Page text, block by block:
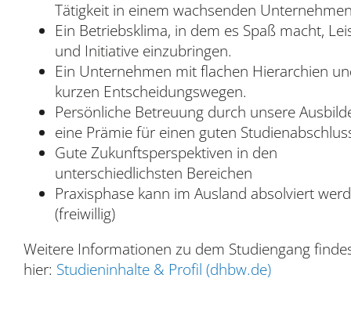
Tätigkeit in einem wachsenden
Ein Betriebsklima, in dem es Spaß macht,
und Initiative einzubringen.
Ein Unternehmen mit flachen Hierarchien
kurzen Entscheidungswegen.
Persönliche Betreuung durch unsere
eine Prämie für einen guten
Gute Zukunftsperspektiven in den
unterschiedlichsten Bereichen
Praxisphase kann im Ausland absolviert
(freiwillig)
Weitere Informationen zu dem Studiengang
hier: Studieninhalte & Profil (dhbw.de)